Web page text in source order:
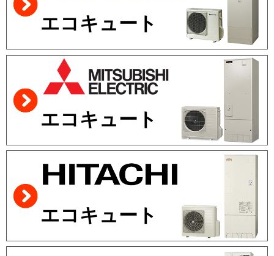
エコキュート
エコキュート
エコキュート